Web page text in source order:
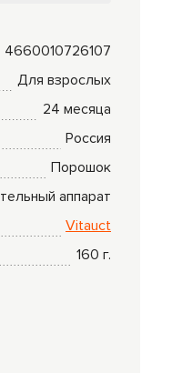
4660010726107
Для взрослых
24 месяца
Россия
Порошок
аппарат
Vitauct
160 г.